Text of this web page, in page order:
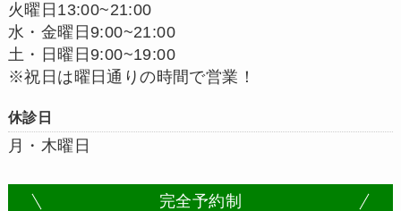
火曜日13:00~21:00
水・金曜日9:00~21:00
土・日曜日9:00~19:00
※祝日は曜日通りの時間で営業！
休診日
月・木曜日
完全予約制